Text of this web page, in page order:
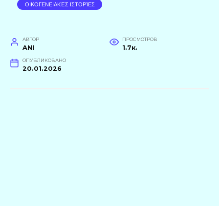
ΟΙΚΟΓΕΝΕΙΑΚΈΣ ΙΣΤΟΡΊΕΣ
АВТОР
ANI
ПРОСМОТРОВ
1.7к.
ОПУБЛИКОВАНО
20.01.2026